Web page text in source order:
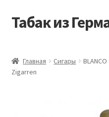
Перейти
Перейти
Табак из
Аккаунт
Главная Сигары
Zigarren